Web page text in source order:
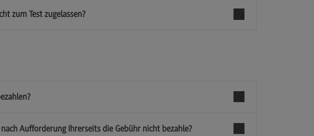
zum Test zugelassen?
Aufforderung Ihrerseits die Gebühr nicht bezahle?